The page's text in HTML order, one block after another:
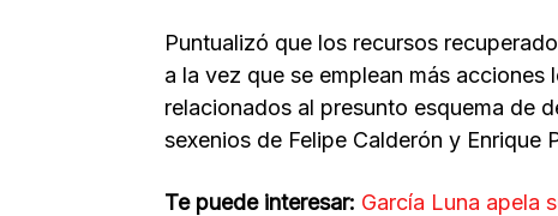
Puntualizó que los recursos
a la vez que se emplean más
relacionados al presunto esquema de
sexenios de Felipe Calderón y Enrique
Te puede interesar: García Luna apela